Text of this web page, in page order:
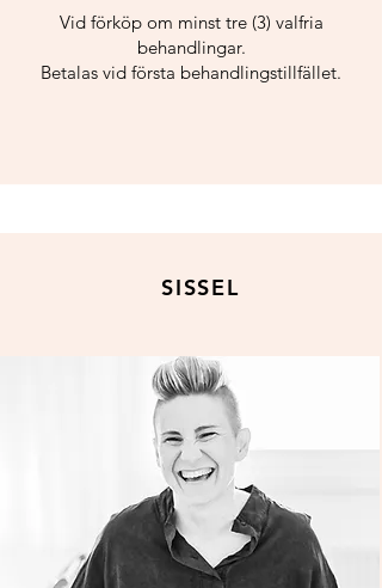
Vid förköp om minst tre (3) valfria
behandlingar.
Betalas vid första behandlingstillfället.
SISSEL